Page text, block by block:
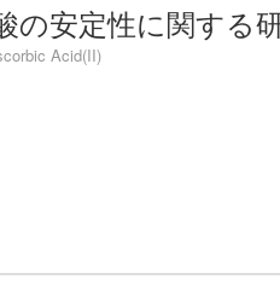
の安定性に関する
Acid(II)